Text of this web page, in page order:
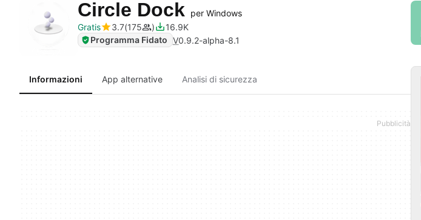
Circle Dock
per Windows
Gratis
3.7 175
16.9K
Programma Fidato V0.9.2-alpha-8.1
Informazioni App alternative Analisi di sicurezza